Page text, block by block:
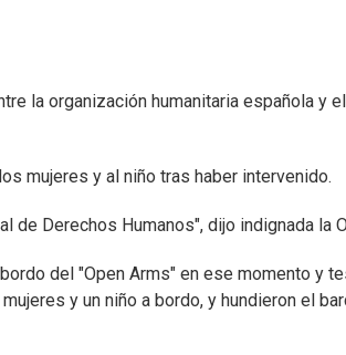
la organización humanitaria española y
mujeres y al niño tras haber intervenido.
de Derechos Humanos", dijo indignada la
del "Open Arms" en ese momento y
y un niño a bordo, y hundieron el